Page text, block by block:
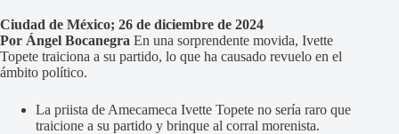
Ciudad de México; 26 de diciembre de 2024
Por Ángel Bocanegra En una sorprendente movida, Ivette
Topete traiciona a su partido, lo que ha causado revuelo en el
ámbito político.
La priista de Amecameca Ivette Topete no sería raro que
traicione a su partido y brinque al corral morenista.